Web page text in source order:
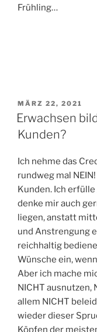
Frühling…
VERÖFFENTLICHT
AM
MÄRZ 22, 2021
Erwachsen
Kunden?
Ich nehme das
rundweg mal
Kunden. Ich
denke mir auch
liegen, anstatt
und Anstrengung
reichhaltig
Wünsche ein,
Aber ich mache
NICHT ausnutzen,
allem NICHT
wieder dieser
Köpfen der